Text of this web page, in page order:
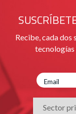
Recibe, cada dos
tecnologías